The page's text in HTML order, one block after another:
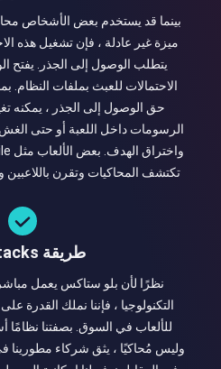
ميزة غير عادلة ، فإن تشغيل هذه
يتطلب الوصول إلى الجذر. يفتح
الاحتمالات للعبث بملفات
حق الوصول إلى الجذر ، يمكنه
الرسومات داخل اللعبة أو حتى الغش
تكتشف المحاكيات وتقرن
طريقة BlueStacks
نظرًا لأن بلو ستاكس يعمل
التكنولوجيا ، فإننا نملك
للألعاب في السوق. بصفتنا نظامًا
وليس مُحاكيًا ، يثق شركاء مطورينا